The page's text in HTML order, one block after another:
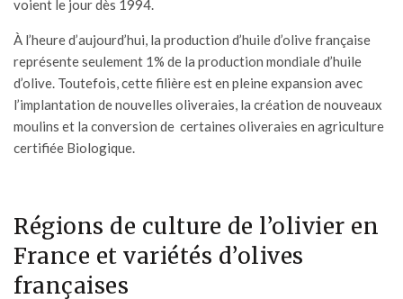
voient le jour dès 1994.
À l’heure d’aujourd’hui, la production d’huile d’olive française
représente seulement 1% de la production mondiale d’huile
d’olive. Toutefois, cette filière est en pleine expansion avec
l’implantation de nouvelles oliveraies, la création de nouveaux
moulins et la conversion de certaines oliveraies en agriculture
certifiée Biologique.
Régions de culture de l’olivier en
France et variétés d’olives
françaises